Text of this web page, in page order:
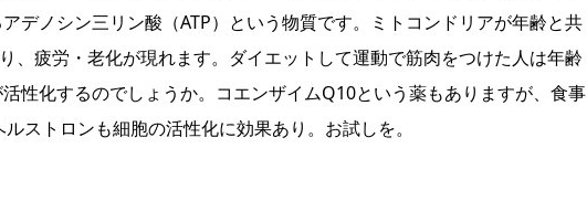
デノシン三リン酸（ATP）という物質です。ミトコンドリアが年齢と共
、疲労・老化が現れます。ダイエットして運動で筋肉をつけた人は年齢
性化するのでしょうか。コエンザイムQ10という薬もありますが、食事
ストロンも細胞の活性化に効果あり。お試しを。